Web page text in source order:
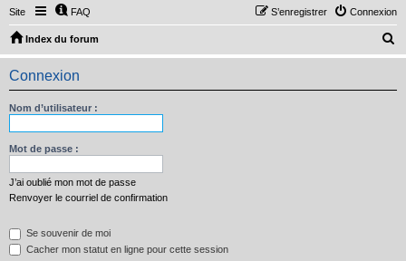
Site FAQ Connexion
S’enregistrer
Index du forum
e
Connexion
Nom d’utilisateur :
Mot de passe :
J’ai oublié mon mot de passe
Renvoyer le courriel de confirmation
Se souvenir de moi
Cacher mon statut en ligne pour cette session